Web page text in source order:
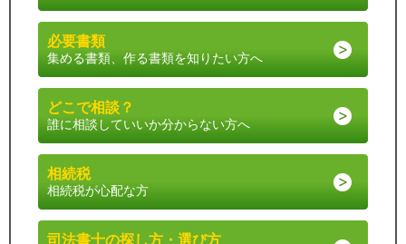
必要書類
集める書類、作る書類を知りたい方へ
どこで相談？
誰に相談していいか分からない方へ
相続税
相続税が心配な方
司法書士の探し方・選び方